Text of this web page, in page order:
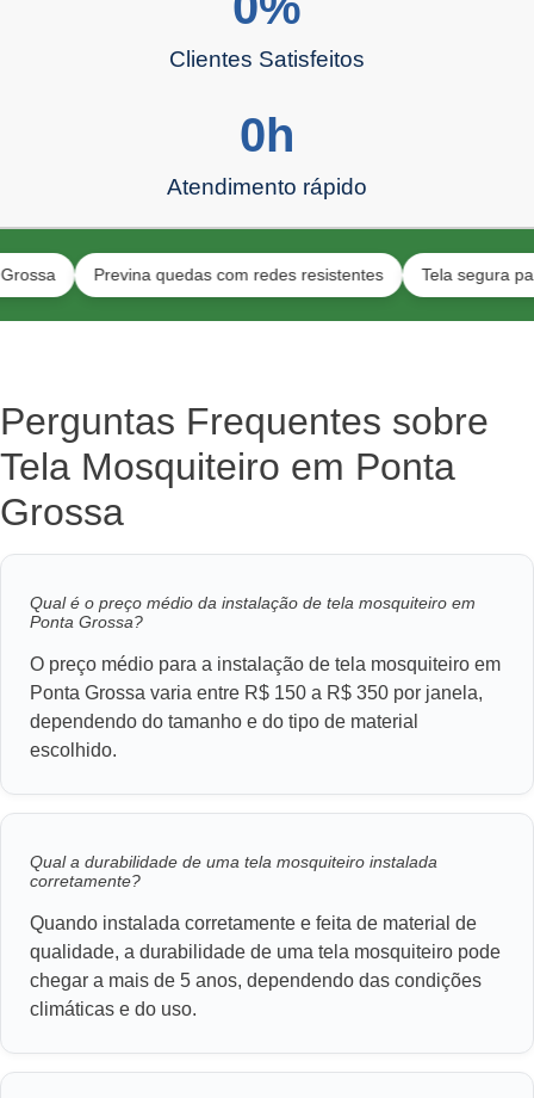
Clientes Satisfeitos
Atendimento rápido
0 h
Previna quedas com redes resistentes Tela segura para
Perguntas Frequentes sobre
Tela Mosquiteiro em Ponta
Grossa
Qual é o preço médio da instalação de tela mosquiteiro em
Ponta Grossa?
O preço médio para a instalação de tela mosquiteiro em
Ponta Grossa varia entre R$ 150 a R$ 350 por janela,
dependendo do tamanho e do tipo de material
escolhido.
Qual a durabilidade de uma tela mosquiteiro instalada
corretamente?
Quando instalada corretamente e feita de material de
qualidade, a durabilidade de uma tela mosquiteiro pode
chegar a mais de 5 anos, dependendo das condições
climáticas e do uso.